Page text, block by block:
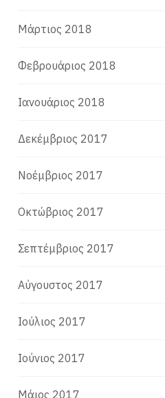
Μάρτιος 2018
Φεβρουάριος 2018
Ιανουάριος 2018
Δεκέμβριος 2017
Νοέμβριος 2017
Οκτώβριος 2017
Σεπτέμβριος 2017
Αύγουστος 2017
Ιούλιος 2017
Ιούνιος 2017
Μάιος 2017